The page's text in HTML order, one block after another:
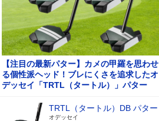
【注目の最新パター】カメの甲羅を思わせ
る個性派ヘッド！ブレにくさを追求したオ
デッセイ「TRTL（タートル）」パター
TRTL（タートル）DB パター
オデッセイ